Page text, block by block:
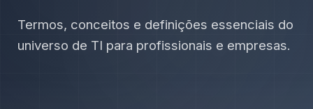
Termos, conceitos e definições essenciais do
universo de TI para profissionais e empresas.